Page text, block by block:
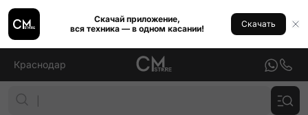
Скачай приложение,
вся техника — в одном касании!
Скачать
Краснодар